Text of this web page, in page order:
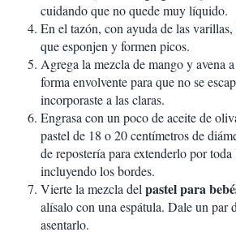
cuidando que no quede muy líquido.
En el tazón, con ayuda de las varillas,
que esponjen y formen picos.
Agrega la mezcla de mango y avena
forma envolvente para que no se
incorporaste a las claras.
Engrasa con un poco de aceite de
pastel de 18 o 20 centímetros de
de repostería para extenderlo por
incluyendo los bordes.
Vierte la mezcla delpastel para
alísalo con una espátula. Dale un par
asentarlo.